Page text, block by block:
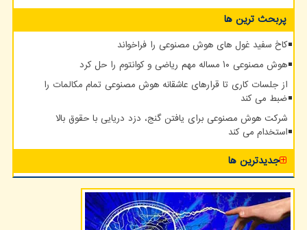
پربحث ترین ها
کاخ سفید غول های هوش مصنوعی را فراخواند
هوش مصنوعی ۱۰ مساله مهم ریاضی و کوانتوم را حل کرد
از جلسات کاری تا قرارهای عاشقانه هوش مصنوعی تمام مکالمات را
ضبط می کند
شرکت هوش مصنوعی برای یافتن گنج، دزد دریایی با حقوق بالا
استخدام می کند
جدیدترین ها